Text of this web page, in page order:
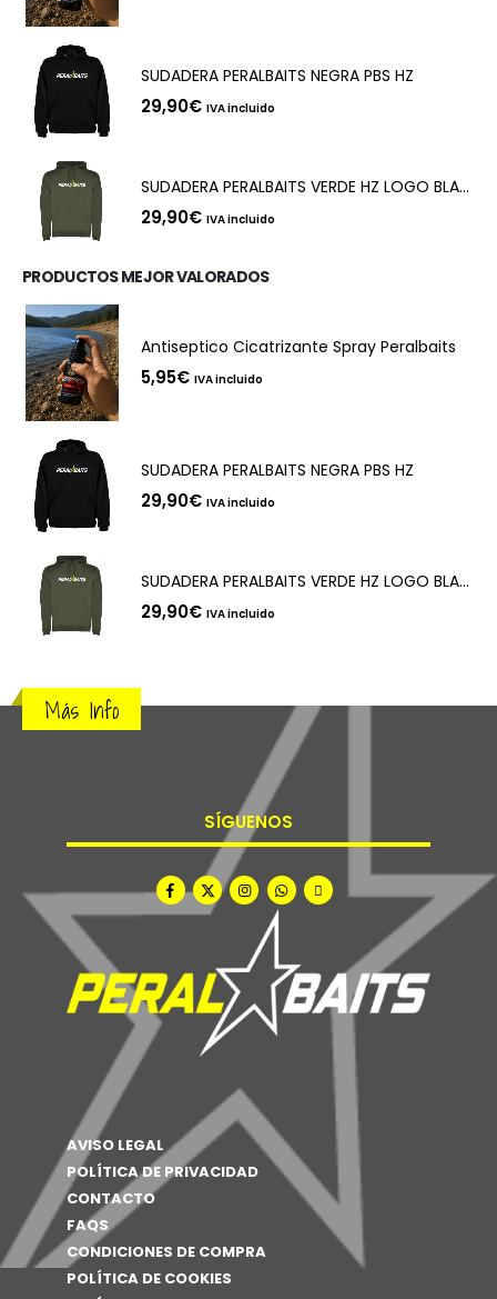
SUDADERA PERALBAITS NEGRA PBS HZ
29,90€ IVA incluido
SUDADERA PERALBAITS VERDE HZ LOGO BLANCO
29,90€ IVA incluido
PRODUCTOS MEJOR VALORADOS
Antiseptico Cicatrizante Spray Peralbaits
5,95€ IVA incluido
SUDADERA PERALBAITS NEGRA PBS HZ
29,90€ IVA incluido
SUDADERA PERALBAITS VERDE HZ LOGO BLANCO
29,90€ IVA incluido
Más Info
SÍGUENOS
AVISO LEGAL
POLÍTICA DE PRIVACIDAD
CONTACTO
FAQS
CONDICIONES DE COMPRA
POLÍTICA DE COOKIES